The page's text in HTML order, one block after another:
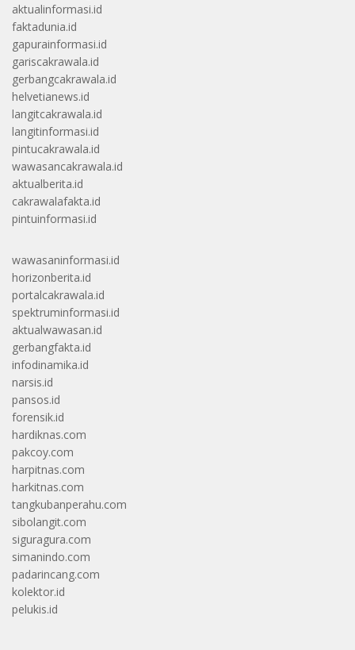
aktualinformasi.id
faktadunia.id
gapurainformasi.id
gariscakrawala.id
gerbangcakrawala.id
helvetianews.id
langitcakrawala.id
langitinformasi.id
pintucakrawala.id
wawasancakrawala.id
aktualberita.id
cakrawalafakta.id
pintuinformasi.id
wawasaninformasi.id
horizonberita.id
portalcakrawala.id
spektruminformasi.id
aktualwawasan.id
gerbangfakta.id
infodinamika.id
narsis.id
pansos.id
forensik.id
hardiknas.com
pakcoy.com
harpitnas.com
harkitnas.com
tangkubanperahu.com
sibolangit.com
siguragura.com
simanindo.com
padarincang.com
kolektor.id
pelukis.id